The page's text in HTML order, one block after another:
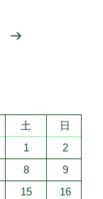
土
日
1
2
8
9
15
16